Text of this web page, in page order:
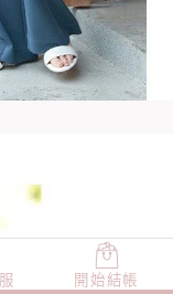
開始結帳
小編穿搭